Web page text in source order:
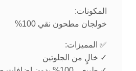
المكونات:
خولجان مطحون نقي 100%
✅ المميزات:
✓ خالٍ من الجلوتين